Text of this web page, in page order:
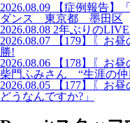
2026.08.09
【症例報告
ダンス 東京都 墨田区
2026.08.08 2年ぶりの
2026.08.07
【179】〖お
勝!
2026.08.06
【178】〖お
柴門ふみさん “生涯の仲
2026.08.05
【177】〖お
どうなんですか?」